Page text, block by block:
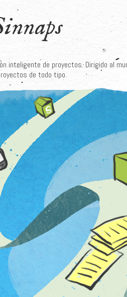
inteligente de proyectos. Dirigido al
de todo tipo.